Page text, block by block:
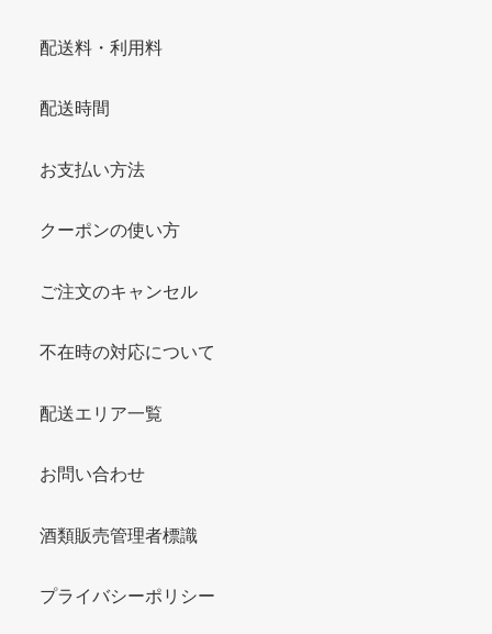
配送料・利用料
配送時間
お支払い方法
クーポンの使い方
ご注文のキャンセル
不在時の対応について
配送エリア一覧
お問い合わせ
酒類販売管理者標識
プライバシーポリシー